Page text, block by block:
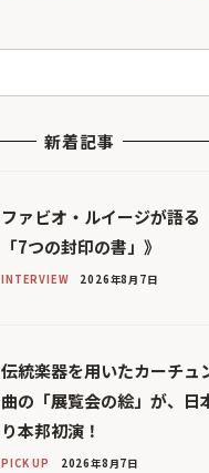
新着記事
ファビオ・ルイージが語る
「7つの封印の書」》
INTERVIEW 2026年8月7日
伝統楽器を用いたカーチュ
曲の「展覧会の絵」が、日
り本邦初演！
PICK UP 2026年8月7日